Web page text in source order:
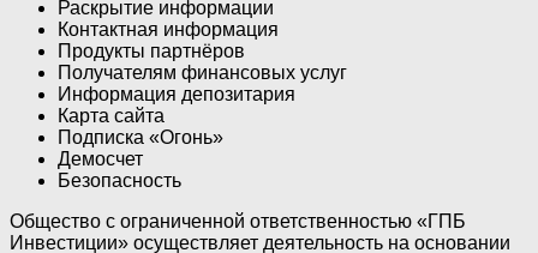
Раскрытие информации
Контактная информация
Продукты партнёров
Получателям финансовых услуг
Информация депозитария
Карта сайта
Подписка «Огонь»
Демосчет
Безопасность
Общество с ограниченной ответственностью «ГПБ
Инвестиции» осуществляет деятельность на основании